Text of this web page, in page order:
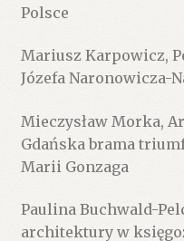
Polsce
Mariusz Karpowicz,
Józefa Naronowicza-
Mieczysław Morka,
Gdańska brama
Marii Gonzaga
Paulina Buchwald-
architektury w